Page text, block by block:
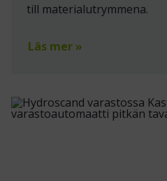
till materialutrymmena.
Läs mer »